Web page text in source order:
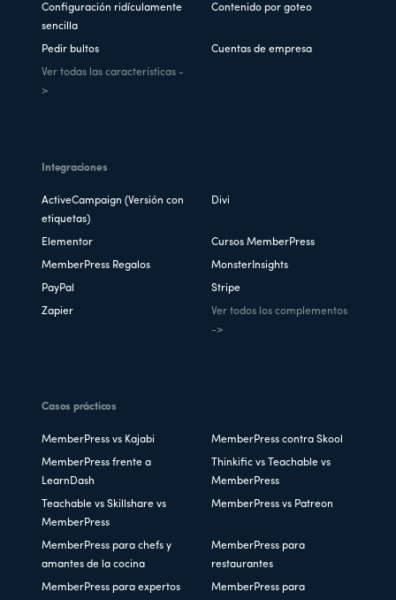
Configuración ridículamente
sencilla
Contenido por goteo
Pedir bultos Cuentas de empresa
Ver todas las características -
>
Integraciones
ActiveCampaign (Versión con
etiquetas)
Divi
Elementor Cursos MemberPress
MemberPress Regalos MonsterInsights
PayPal Stripe
Zapier
Ver todos los complementos
->
Casos prácticos
MemberPress vs Kajabi MemberPress contra Skool
MemberPress frente a
LearnDash
Thinkific vs Teachable vs
MemberPress
Teachable vs Skillshare vs
MemberPress
MemberPress vs Patreon
MemberPress para chefs y
amantes de la cocina
MemberPress para
restaurantes
MemberPress para expertos
MemberPress para